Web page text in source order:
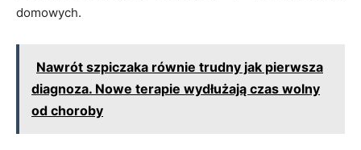
domowych.
Nawrót szpiczaka równie trudny jak pierwsza
diagnoza. Nowe terapie wydłużają czas wolny
od choroby